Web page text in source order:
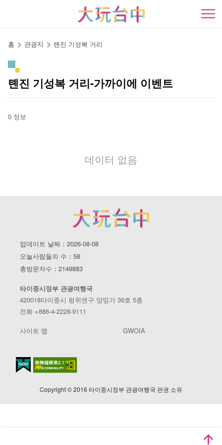
開
홈 관광지 톈진 기성복 거리
톈진 기성복 거리-가까이에 이벤트
0 정보
데이터 없음
업데이트 날짜：2026-08-08
오늘사람들의 수：58
총방문자수：2149883
타이중시정부 관광여행국
420018타이중시 펑위엔구 양밍가 36호 5층
전화 +886-4-2228-9111
사이트 맵 GWOIA
Copyright © 2016 타이중시정부 관광여행국 판권 소유